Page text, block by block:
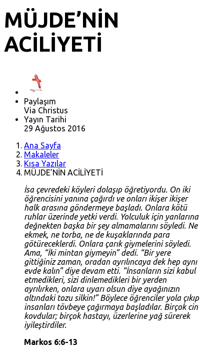
MÜJDE’NİN
ACİLİYETİ
Paylaşım
Via Christus
Yayın Tarihi
29 Ağustos 2016
Ana Sayfa
Makaleler
Kısa Yazılar
MÜJDE’NİN ACİLİYETİ
İsa çevredeki köyleri dolaşıp öğretiyordu. On iki
öğrencisini yanına çağırdı ve onları ikişer ikişer
halk arasına göndermeye başladı. Onlara kötü
ruhlar üzerinde yetki verdi. Yolculuk için yanlarına
değnekten başka bir şey almamalarını söyledi. Ne
ekmek, ne torba, ne de kuşaklarında para
götüreceklerdi. Onlara çarık giymelerini söyledi.
Ama, “İki mintan giymeyin” dedi. “Bir yere
gittiğiniz zaman, oradan ayrılıncaya dek hep aynı
evde kalın” diye devam etti. “İnsanların sizi kabul
etmedikleri, sizi dinlemedikleri bir yerden
ayrılırken, onlara uyarı olsun diye ayağınızın
altındaki tozu silkin!” Böylece öğrenciler yola çıkıp
insanları tövbeye çağırmaya başladılar. Birçok cin
kovdular; birçok hastayı, üzerlerine yağ sürerek
iyileştirdiler.
Markos 6:6-13